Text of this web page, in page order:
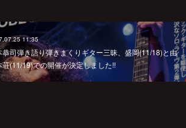
11:35
恭司弾き語り弾きまくりギター三昧、盛岡(11/18)と由
荘(11/19)での開催が決定しました!!